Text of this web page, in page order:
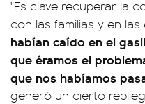
"Es clave recuperar la
con las familias y en las
habían caído en el
que éramos el
que nos habíamos
generó un cierto